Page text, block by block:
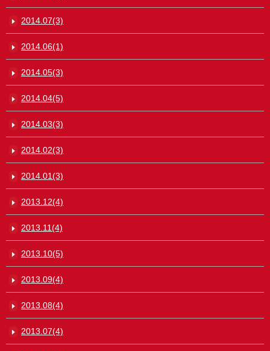
2014.07(3)
2014.06(1)
2014.05(3)
2014.04(5)
2014.03(3)
2014.02(3)
2014.01(3)
2013.12(4)
2013.11(4)
2013.10(5)
2013.09(4)
2013.08(4)
2013.07(4)